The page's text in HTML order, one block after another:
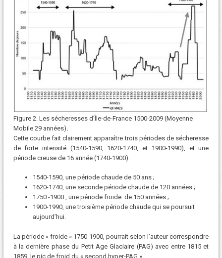
Figure 2. Les sécheresses d’Île-de-France 1500-2009 (Moyenne
Mobile 29 années).
Cette courbe fait clairement apparaître trois périodes de sécheresse
de forte intensité (1540-1590, 1620-1740, et 1900-1990), et une
période creuse de 16 année (1740-1900).
1540-1590, une période chaude de 50 ans ;
1620-1740, une seconde période chaude de 120 années ;
1750 -1900 , une période froide de 150 années ;
1900-1990, une troisième période chaude qui se poursuit
aujourd’hui.
La période « froide » 1750-1900, pourrait selon l’auteur correspondre
à la dernière phase du Petit Age Glaciaire (PAG) avec entre 1815 et
1859, le pic de froid du « second hyper-PAG ».